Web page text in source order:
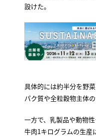
設けた。
具体的には約半分を野
パク質や全粒穀物主体
一方で、乳製品や動物
牛肉1キログラムの生産